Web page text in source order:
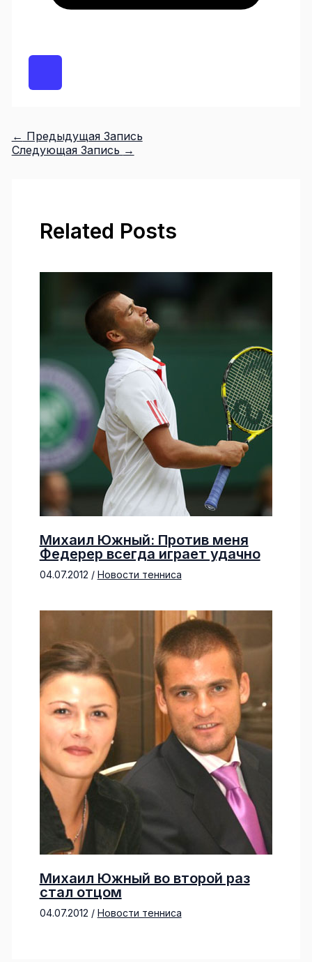
← Предыдущая Запись
Следующая Запись →
Related Posts
Михаил Южный: Против меня
Федерер всегда играет удачно
04.07.2012 / Новости тенниса
Михаил Южный во второй раз
стал отцом
04.07.2012 / Новости тенниса